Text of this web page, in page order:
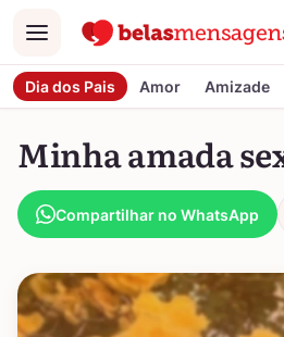
Menu
Dia dos Pais Amor Amizade
Minha amada
Compartilhar no WhatsApp